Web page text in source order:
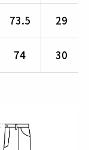
73.5 29
74 30